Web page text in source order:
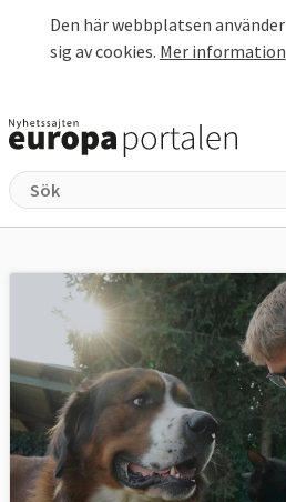
Den här webbplatsen använder
sig av cookies. Mer information